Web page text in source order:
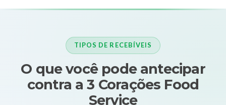
TIPOS DE RECEBÍVEIS
O que você pode antecipar
contra a 3 Corações Food
Service